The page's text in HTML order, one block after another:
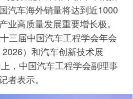
汽车海外销量将达到近1000
业高质量发展重要增长极。
三届中国汽车工程学会年会
）和汽车创新技术展
上，中国汽车工程学会副理事
者表示。